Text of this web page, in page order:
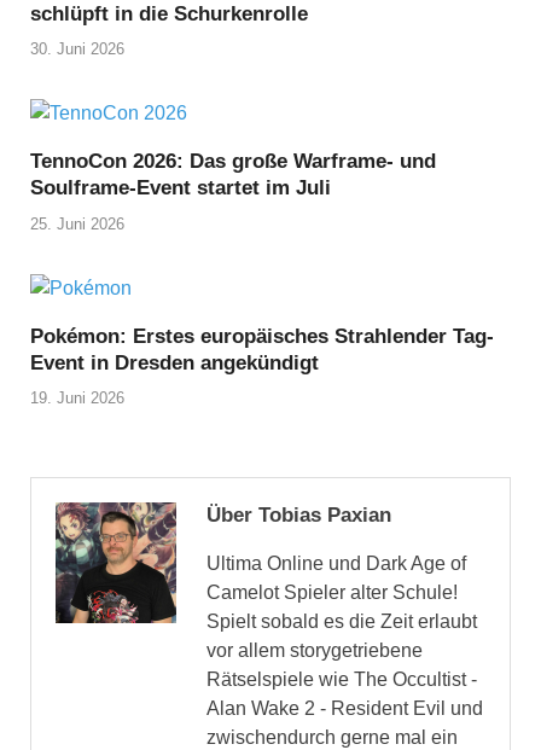
schlüpft in die Schurkenrolle
30. Juni 2026
TennoCon 2026: Das große Warframe- und
Soulframe-Event startet im Juli
25. Juni 2026
Pokémon: Erstes europäisches Strahlender Tag-
Event in Dresden angekündigt
19. Juni 2026
Über Tobias Paxian
Ultima Online und Dark Age of
Camelot Spieler alter Schule!
Spielt sobald es die Zeit erlaubt
vor allem storygetriebene
Rätselspiele wie The Occultist -
Alan Wake 2 - Resident Evil und
zwischendurch gerne mal ein